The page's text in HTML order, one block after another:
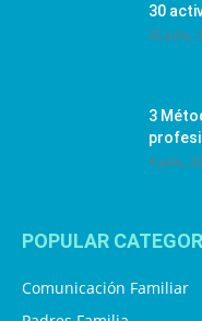
30
25 julio,
3
4 julio,
POPULAR
Comunicación Familiar